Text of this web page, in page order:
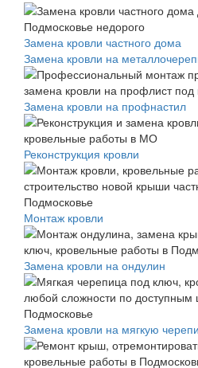
Замена кровли частного дома
Замена кровли на
Замена кровли на профнастил
Реконструкция кровли
Монтаж кровли
Замена кровли на ондулин
Замена кровли на мягкую